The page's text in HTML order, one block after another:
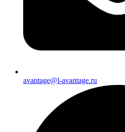
avantage@l-avantage.ru